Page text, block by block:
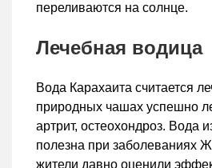
переливаются на солнце.
Лечебная водица
Вода Карахаита считается
природных чашах успешно
артрит, остеохондроз. Вода
полезна при заболеваниях
жители давно оценили